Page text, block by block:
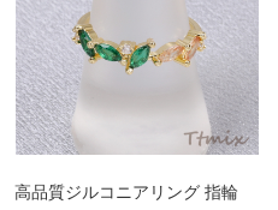
高品質ジルコニアリング 指輪